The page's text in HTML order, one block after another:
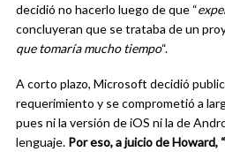
decidió no hacerlo luego de que “
concluyeran que se trataba de un
que tomaría mucho tiempo“.
A corto plazo, Microsoft decidió
requerimiento y se comprometió a
pues ni la versión de iOS ni la de
lenguaje. Por eso, a juicio de Howard, “